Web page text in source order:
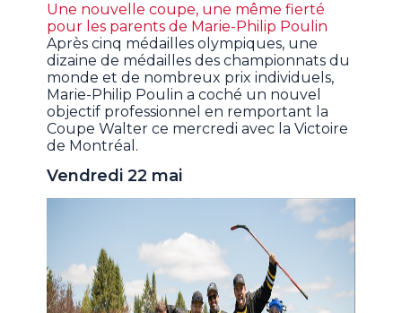
Une nouvelle coupe, une même fierté
pour les parents de Marie-Philip Poulin
Après cinq médailles olympiques, une
dizaine de médailles des championnats du
monde et de nombreux prix individuels,
Marie-Philip Poulin a coché un nouvel
objectif professionnel en remportant la
Coupe Walter ce mercredi avec la Victoire
de Montréal.
Vendredi 22 mai